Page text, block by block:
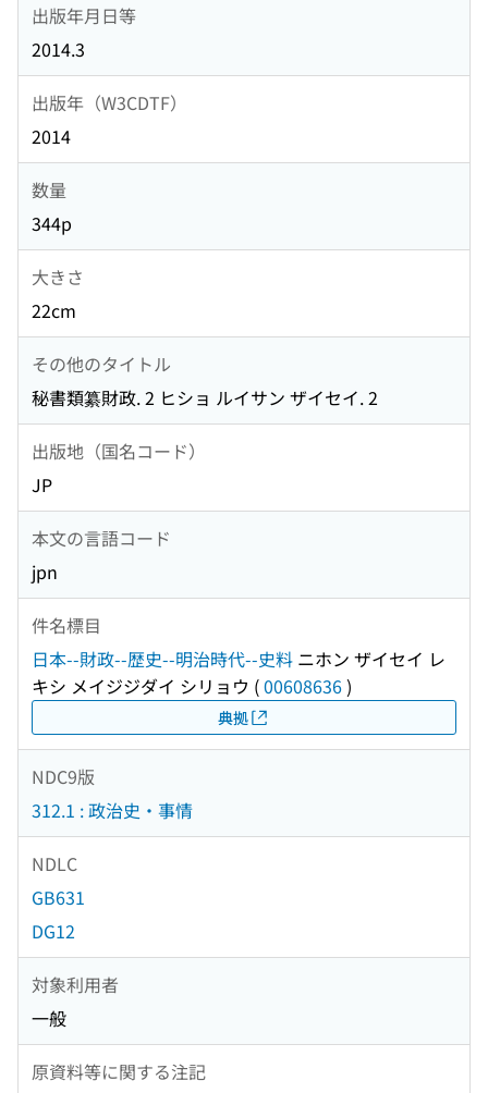
出版年月日等
2014.3
出版年（W3CDTF）
2014
数量
344p
大きさ
22cm
その他のタイトル
秘書類纂財政. 2 ヒショ ルイサン ザイセイ. 2
出版地（国名コード）
JP
本文の言語コード
jpn
件名標目
日本--財政--歴史--明治時代--史料 ニホン ザイセイ レ
キシ メイジジダイ シリョウ (00608636)
典拠
NDC9版
312.1 : 政治史・事情
NDLC
GB631
DG12
対象利用者
一般
原資料等に関する注記